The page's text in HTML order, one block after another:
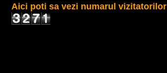
Aici poti sa vezi numarul vizitatorilor